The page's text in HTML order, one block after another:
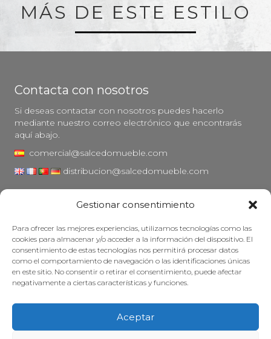
Gestionar consentimiento
Para ofrecer las mejores experiencias, utilizamos tecnologías como las
cookies para almacenar y/o acceder a la información del dispositivo. El
consentimiento de estas tecnologías nos permitirá procesar datos
como el comportamiento de navegación o las identificaciones únicas
en este sitio. No consentir o retirar el consentimiento, puede afectar
negativamente a ciertas características y funciones.
Aceptar
MÁS DE ESTE ESTILO
Contacta con nosotros
Si deseas contactar con nosotros puedes hacerlo
mediante nuestro correo electrónico que encontrarás
aquí abajo.
comercial@salcedomueble.com
distribucion@salcedomueble.com
Aviso legal
Política de privacidad
Política de cookies
Mantener su mueble
Subvenciones